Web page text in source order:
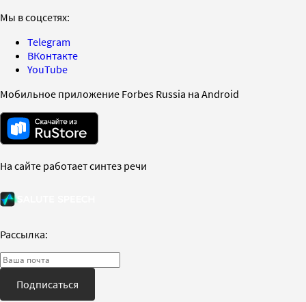
Мы в соцсетях:
Telegram
ВКонтакте
YouTube
Мобильное приложение Forbes Russia на Android
На сайте работает синтез речи
Рассылка:
Подписаться